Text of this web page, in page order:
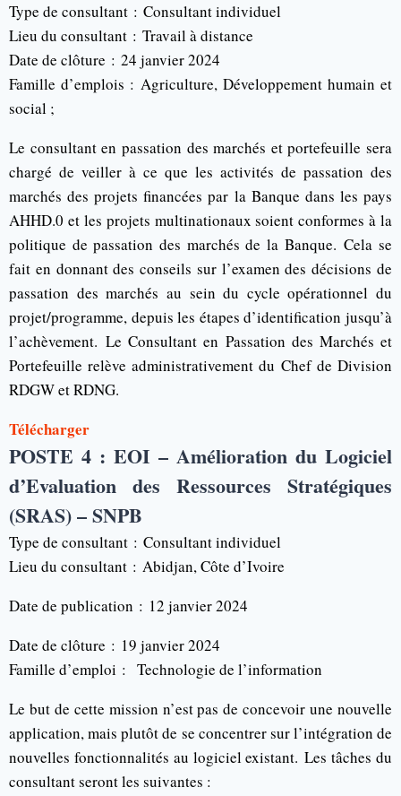
Type de consultant : Consultant individuel
Lieu du consultant : Travail à distance
Date de clôture : 24 janvier 2024
Famille d’emplois : Agriculture, Développement humain et
social ;
Le consultant en passation des marchés et portefeuille sera
chargé de veiller à ce que les activités de passation des
marchés des projets financées par la Banque dans les pays
AHHD.0 et les projets multinationaux soient conformes à la
politique de passation des marchés de la Banque. Cela se
fait en donnant des conseils sur l’examen des décisions de
passation des marchés au sein du cycle opérationnel du
projet/programme, depuis les étapes d’identification jusqu’à
l’achèvement. Le Consultant en Passation des Marchés et
Portefeuille relève administrativement du Chef de Division
RDGW et RDNG.
Télécharger
POSTE 4 : EOI – Amélioration du Logiciel
d’Evaluation des Ressources Stratégiques
(SRAS) – SNPB
Type de consultant : Consultant individuel
Lieu du consultant : Abidjan, Côte d’Ivoire
Date de publication : 12 janvier 2024
Date de clôture : 19 janvier 2024
Famille d’emploi : Technologie de l’information
Le but de cette mission n’est pas de concevoir une nouvelle
application, mais plutôt de se concentrer sur l’intégration de
nouvelles fonctionnalités au logiciel existant. Les tâches du
consultant seront les suivantes :